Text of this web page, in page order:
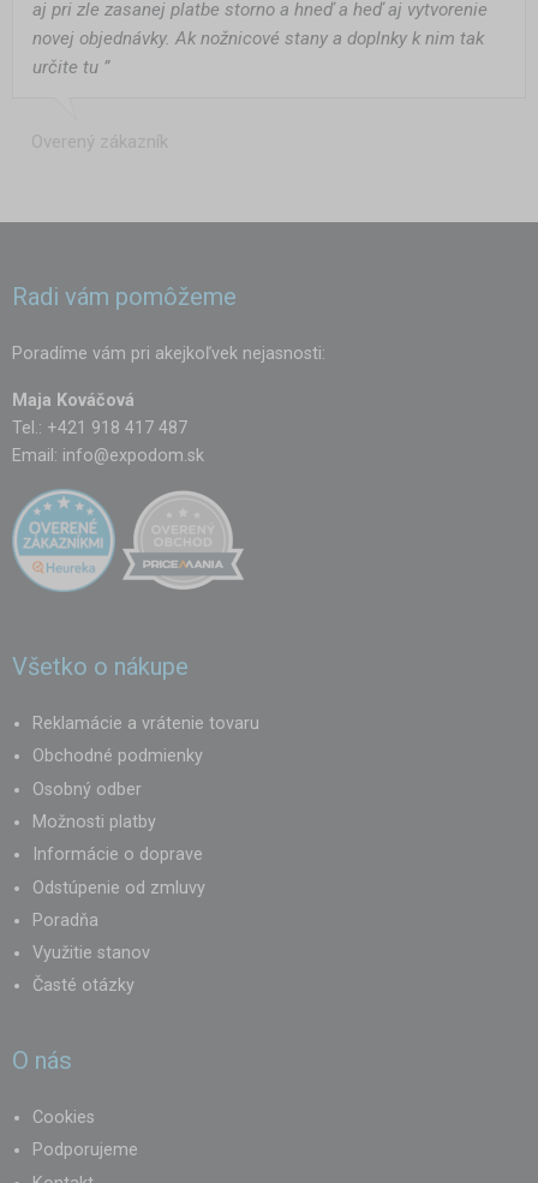
aj pri zle zasanej platbe storno a hneď a heď aj vytvorenie
novej objednávky. Ak nožnicové stany a doplnky k nim tak
určite tu ”
Overený zákazník
Radi vám pomôžeme
Poradíme vám pri akejkoľvek nejasnosti:
Maja Kováčová
Tel.: +421 918 417 487
Email: info@expodom.sk
Všetko o nákupe
Reklamácie a vrátenie tovaru
Obchodné podmienky
Osobný odber
Možnosti platby
Informácie o doprave
Odstúpenie od zmluvy
Poradňa
Využitie stanov
Časté otázky
O nás
Cookies
Podporujeme